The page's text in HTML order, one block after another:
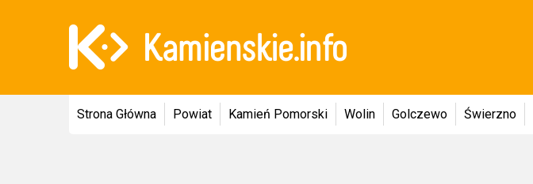
Strona Główna Powiat Kamień Pomorski Wolin Golczewo Świerzno